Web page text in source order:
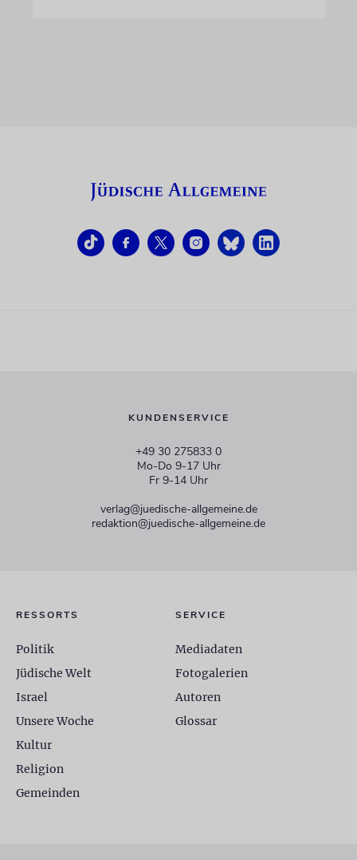
KUNDENSERVICE
+49 30 275833 0
Mo-Do 9-17 Uhr
Fr 9-14 Uhr
verlag@juedische-allgemeine.de
redaktion@juedische-allgemeine.de
RESSORTS
Politik
Jüdische Welt
Israel
Unsere Woche
Kultur
Religion
Gemeinden
SERVICE
Mediadaten
Fotogalerien
Autoren
Glossar